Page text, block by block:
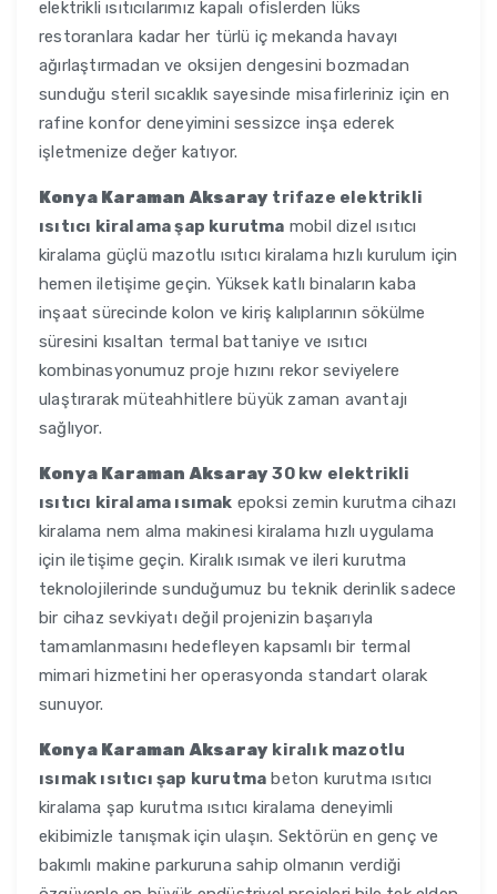
elektrikli ısıtıcılarımız kapalı ofislerden lüks
restoranlara kadar her türlü iç mekanda havayı
ağırlaştırmadan ve oksijen dengesini bozmadan
sunduğu steril sıcaklık sayesinde misafirleriniz için en
rafine konfor deneyimini sessizce inşa ederek
işletmenize değer katıyor.
Konya Karaman Aksaray trifaze elektrikli
ısıtıcı kiralama şap kurutma mobil dizel ısıtıcı
kiralama güçlü mazotlu ısıtıcı kiralama hızlı kurulum için
hemen iletişime geçin. Yüksek katlı binaların kaba
inşaat sürecinde kolon ve kiriş kalıplarının sökülme
süresini kısaltan termal battaniye ve ısıtıcı
kombinasyonumuz proje hızını rekor seviyelere
ulaştırarak müteahhitlere büyük zaman avantajı
sağlıyor.
Konya Karaman Aksaray30 kw elektrikli
ısıtıcı kiralama ısımak epoksi zemin kurutma cihazı
kiralama nem alma makinesi kiralama hızlı uygulama
için iletişime geçin. Kiralık ısımak ve ileri kurutma
teknolojilerinde sunduğumuz bu teknik derinlik sadece
bir cihaz sevkiyatı değil projenizin başarıyla
tamamlanmasını hedefleyen kapsamlı bir termal
mimari hizmetini her operasyonda standart olarak
sunuyor.
Konya Karaman Aksaray kiralık mazotlu
ısımak ısıtıcı şap kurutma beton kurutma ısıtıcı
kiralama şap kurutma ısıtıcı kiralama deneyimli
ekibimizle tanışmak için ulaşın. Sektörün en genç ve
bakımlı makine parkuruna sahip olmanın verdiği